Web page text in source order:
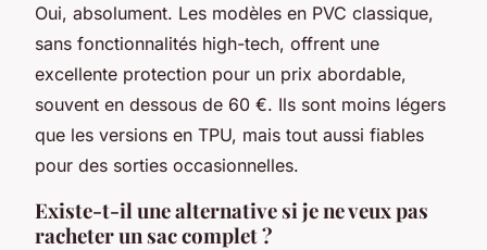
Oui, absolument. Les modèles en PVC classique,
sans fonctionnalités high-tech, offrent une
excellente protection pour un prix abordable,
souvent en dessous de 60 €. Ils sont moins légers
que les versions en TPU, mais tout aussi fiables
pour des sorties occasionnelles.
Existe-t-il une alternative si je ne veux pas
racheter un sac complet ?